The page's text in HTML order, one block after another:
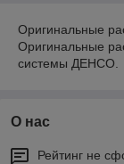
Оригинальные
Оригинальные
системы ДЕНСО.
О нас
Рейтинг не